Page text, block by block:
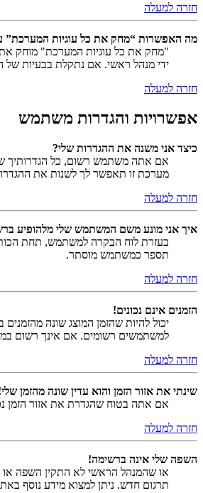
חזרה למעלה
מה האפשרות “מחק את כל עוגיות המערכת”
ידי מנהל ראשי. אם נתקלת בבעיות של
חזרה למעלה
אפשרויות והגדרות משתמש
כיצד אני משנה את ההגדרות שלי?
אם אתה משתמש רשום, כל הגדרותיך
מערכת זו תאפשר לך לשנות את
חזרה למעלה
איך אני מונע משם המשתמש שלי מלהופיע
בעזרת לוח הבקרה למשתמש, תחת
תספר כמשתמש מוסתר.
חזרה למעלה
הזמנים אינם נכונים!
יכול להיות שהזמן המוצג שונה
למשתמשים רשומים. אם אינך רשום
חזרה למעלה
שינתי את אזור הזמן והוא עדין שונה מהזמן
אם אתה בטוח שהגדרת את אזור הזמן
חזרה למעלה
השפה שלי אינה ברשימה!
או שהמנהל הראשי לא התקין השפה
תרגום חדש. ניתן למצוא מידע נוסף